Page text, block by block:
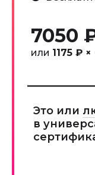
7050
или 1175 ₽
Это или
в